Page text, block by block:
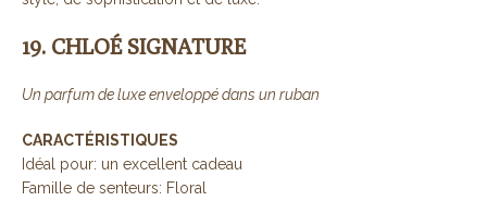
19. CHLOÉ SIGNATURE
Un parfum de luxe enveloppé dans un ruban
CARACTÉRISTIQUES
Idéal pour: un excellent cadeau
Famille de senteurs: Floral